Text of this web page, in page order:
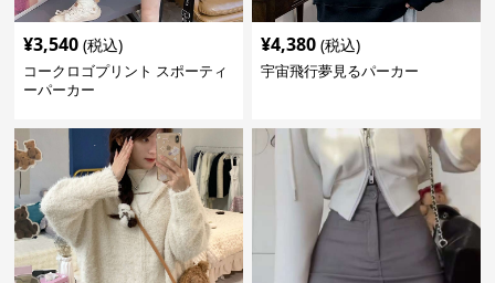
¥3,540 (税込)
コークロゴプリント スポーティ
ーパーカー
¥4,380 (税込)
宇宙飛行夢見るパーカー